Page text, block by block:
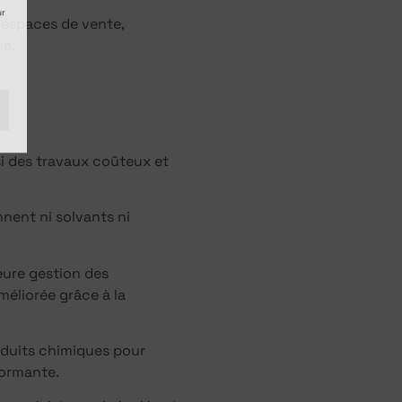
de vente,
des travaux coûteux et
ni solvants ni
gestion des
grâce à la
chimiques pour